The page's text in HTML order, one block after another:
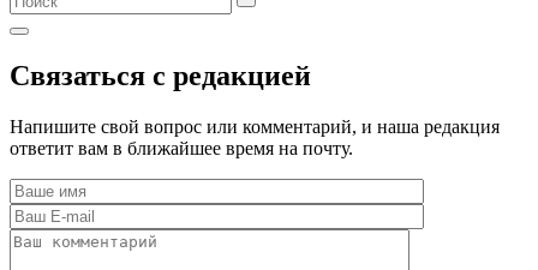
Связаться с редакцией
Напишите свой вопрос или комментарий, и наша редакция
ответит вам в ближайшее время на почту.